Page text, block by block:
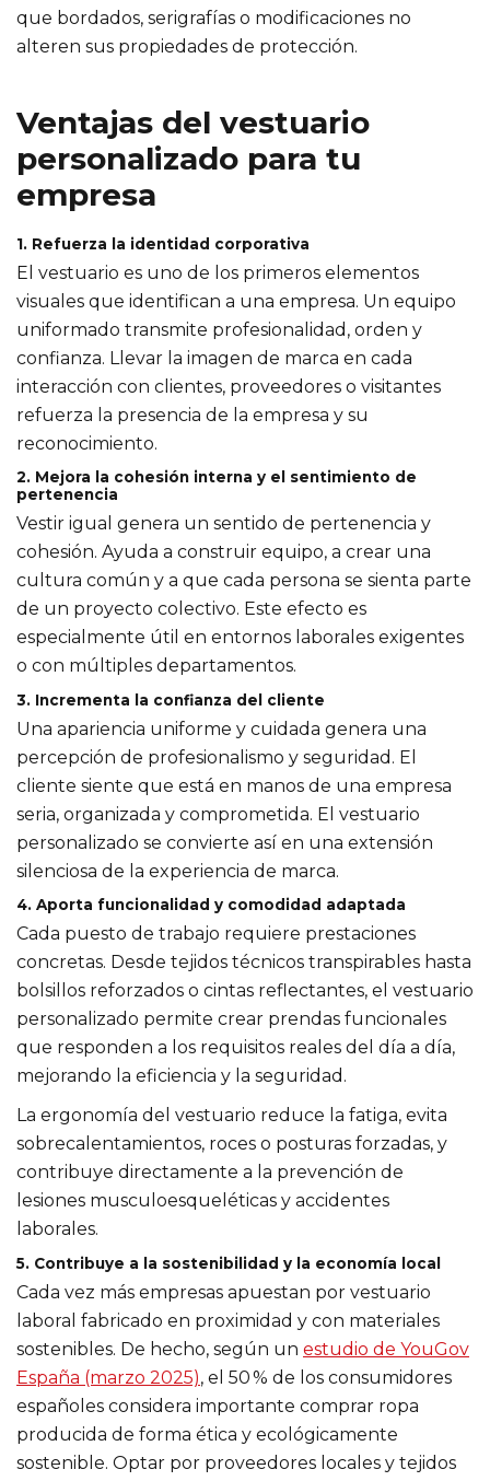
que bordados, serigrafías o modificaciones no
alteren sus propiedades de protección.
Ventajas del vestuario
personalizado para tu
empresa
1. Refuerza la identidad corporativa
El vestuario es uno de los primeros elementos
visuales que identifican a una empresa. Un equipo
uniformado transmite profesionalidad, orden y
confianza. Llevar la imagen de marca en cada
interacción con clientes, proveedores o visitantes
refuerza la presencia de la empresa y su
reconocimiento.
2. Mejora la cohesión interna y el sentimiento de
pertenencia
Vestir igual genera un sentido de pertenencia y
cohesión. Ayuda a construir equipo, a crear una
cultura común y a que cada persona se sienta parte
de un proyecto colectivo. Este efecto es
especialmente útil en entornos laborales exigentes
o con múltiples departamentos.
3. Incrementa la confianza del cliente
Una apariencia uniforme y cuidada genera una
percepción de profesionalismo y seguridad. El
cliente siente que está en manos de una empresa
seria, organizada y comprometida. El vestuario
personalizado se convierte así en una extensión
silenciosa de la experiencia de marca.
4. Aporta funcionalidad y comodidad adaptada
Cada puesto de trabajo requiere prestaciones
concretas. Desde tejidos técnicos transpirables hasta
bolsillos reforzados o cintas reflectantes, el vestuario
personalizado permite crear prendas funcionales
que responden a los requisitos reales del día a día,
mejorando la eficiencia y la seguridad.
La ergonomía del vestuario reduce la fatiga, evita
sobrecalentamientos, roces o posturas forzadas, y
contribuye directamente a la prevención de
lesiones musculoesqueléticas y accidentes
laborales.
5. Contribuye a la sostenibilidad y la economía local
Cada vez más empresas apuestan por vestuario
laboral fabricado en proximidad y con materiales
sostenibles. De hecho, según un estudio de YouGov
España (marzo 2025), el 50 % de los consumidores
españoles considera importante comprar ropa
producida de forma ética y ecológicamente
sostenible. Optar por proveedores locales y tejidos